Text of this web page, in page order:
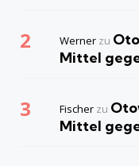
Werner zu
Mittel
Fischer zu
Mittel